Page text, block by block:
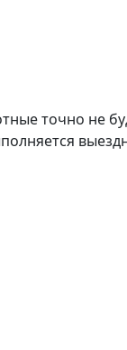
точно не